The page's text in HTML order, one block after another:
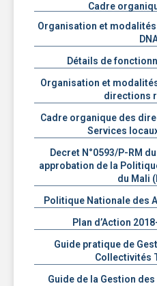
Cadre
Organisation et
Détails de
Organisation et
directions
Cadre organique des
Services
Decret N°0593/P-RM
approbation de la
du Mali
Politique Nationale des
Plan d’Action
Guide pratique de
Collectivités
Guide de la Gestion